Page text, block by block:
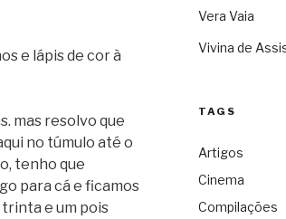
e lápis de cor à
mas resolvo que
no túmulo até o
tenho que
para cá e ficamos
e um pois
Vera Vaia
Vivina de
TAGS
Artigos
Cinema
Compilações